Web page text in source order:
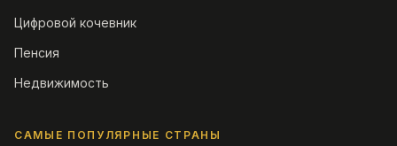
Цифровой кочевник
Пенсия
Недвижимость
САМЫЕ ПОПУЛЯРНЫЕ СТРАНЫ